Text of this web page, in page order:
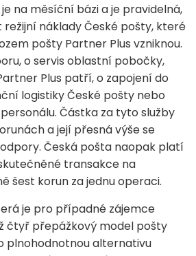
na měsíční bázi a je pravidelná,
náklady České pošty, které
pošty Partner Plus vzniknou.
o servis oblastní pobočky,
Plus patří, o zapojení do
logistiky České pošty nebo
Částka za tyto služby
a její přesná výše se
Česká pošta naopak platí
transakce na
šest korun za jednu operaci.
je pro případné zájemce
čtyř přepážkový model pošty
plnohodnotnou alternativu